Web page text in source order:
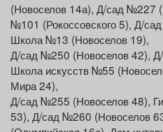
(Новоселов 14а), Д/сад №227
№101 (Рокоссовского 5), Д/
Школа №13 (Новоселов 19),
Д/сад №250 (Новоселов 42),
Школа искусств №55
Мира 24),
Д/сад №255 (Новоселов 48),
53), Д/сад №260 (Новоселов